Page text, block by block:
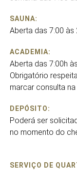
SAUNA:
Aberta das 7:00 às
ACADEMIA:
Aberta das 7:00h
Obrigatório
marcar consulta
DEPÓSITO:
Poderá ser
no momento do
SERVIÇO DE